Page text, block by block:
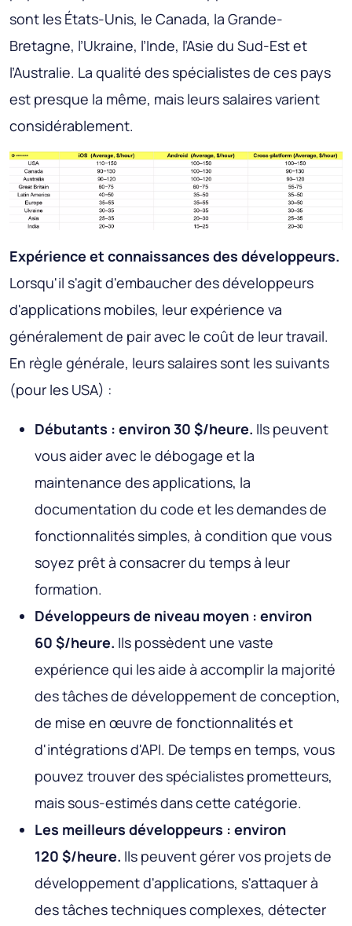
sont les États-Unis, le Canada, la Grande-
Bretagne, l’Ukraine, l’Inde, l’Asie du Sud-Est et
l’Australie. La qualité des spécialistes de ces pays
est presque la même, mais leurs salaires varient
considérablement.
Expérience et connaissances des développeurs.
Lorsqu'il s'agit d'embaucher des développeurs
d'applications mobiles, leur expérience va
généralement de pair avec le coût de leur travail.
En règle générale, leurs salaires sont les suivants
(pour les USA) :
Débutants : environ 30 $/heure. Ils peuvent
vous aider avec le débogage et la
maintenance des applications, la
documentation du code et les demandes de
fonctionnalités simples, à condition que vous
soyez prêt à consacrer du temps à leur
formation.
Développeurs de niveau moyen : environ
60 $/heure. Ils possèdent une vaste
expérience qui les aide à accomplir la majorité
des tâches de développement de conception,
de mise en œuvre de fonctionnalités et
d'intégrations d'API. De temps en temps, vous
pouvez trouver des spécialistes prometteurs,
mais sous-estimés dans cette catégorie.
Les meilleurs développeurs : environ
120 $/heure. Ils peuvent gérer vos projets de
développement d'applications, s'attaquer à
des tâches techniques complexes, détecter